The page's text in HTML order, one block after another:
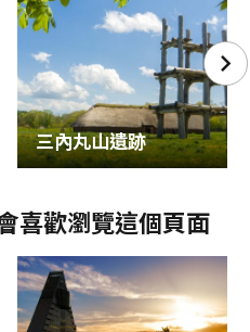
三內丸山遺跡
喜歡瀏覽這個頁面